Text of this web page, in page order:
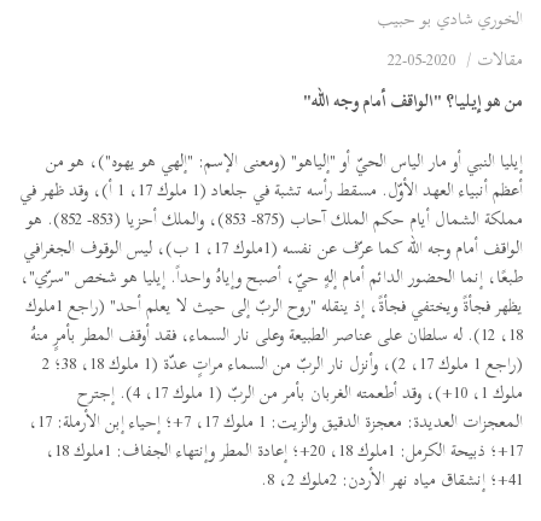
الخوري شادي بو حبيب
مقالات /
من هو إيليا؟ "الواقف أمام وجه الله"
إيليا النبي أو مار الياس الحيّ أو "إلياهو" (ومعنى الإسم: "إلهي هو يهوه")، هو من
أعظم أنبياء العهد الأوّل. مسقط رأسه تشبة في جلعاد (1 ملوك 17، 1 أ)، وقد ظهر في
مملكة الشمال أيام حكم الملك آحاب (875- 853)، والملك أحزيا (853- 852). هو
الواقف أمام وجه الله كما عرّف عن نفسه (1ملوك 17، 1 ب)، ليس الوقوف الجغرافي
طبعًا، إنما الحضور الدائم أمام إلهٍ حيّ، أصبح وإياهُ واحداً. إيليا هو شخص "سرّي"،
يظهر فجأةً ويختفي فجأةً، إذ ينقله "روح الربّ إلى حيث لا يعلم أحد" (راجع 1ملوك
18، 12). له سلطان على عناصر الطبيعة وعلى نار السماء، فقد أوقف المطر بأمرٍ منهُ
(راجع 1 ملوك 17، 2)، وأنزل نار الربّ من السماء مراتٍ عدّة (1 ملوك 18، 38؛ 2
ملوك 1، 10+)، وقد أطعمته الغربان بأمر من الربّ (1 ملوك 17، 4). إجترح
المعجزات العديدة: معجزة الدقيق والزيت: 1 ملوك 17، 7+؛ إحياء إبن الأرملة: 17،
17+؛ ذبيحة الكرمل: 1ملوك 18، 20+؛ إعادة المطر وإنتهاء الجفاف: 1ملوك 18،
41+؛ إنشقاق مياه نهر الأردن: 2ملوك 2، 8.